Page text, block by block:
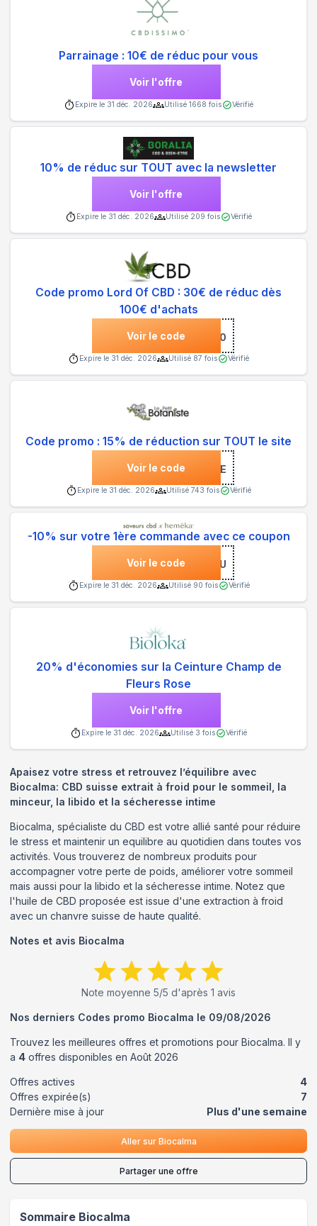
Parrainage : 10€ de réduc pour vous
Voir l'offre
Expire le 31 déc. 2026 Utilisé 1668 fois Vérifié
10% de réduc sur TOUT avec la newsletter
Voir l'offre
Expire le 31 déc. 2026 Utilisé 209 fois Vérifié
Code promo Lord Of CBD : 30€ de réduc dès
100€ d'achats
Voir le code ***30
Expire le 31 déc. 2026 Utilisé 87 fois Vérifié
Code promo : 15% de réduction sur TOUT le site
Voir le code***NVENUE
Expire le 31 déc. 2026 Utilisé 743 fois Vérifié
-10% sur votre 1ère commande avec ce coupon
Voir le code***VEAU
Expire le 31 déc. 2026 Utilisé 90 fois Vérifié
20% d'économies sur la Ceinture Champ de
Fleurs Rose
Voir l'offre
Expire le 31 déc. 2026 Utilisé 3 fois Vérifié
Apaisez votre stress et retrouvez l’équilibre avec
Biocalma: CBD suisse extrait à froid pour le sommeil, la
minceur, la libido et la sécheresse intime
Biocalma, spécialiste du CBD est votre allié santé pour réduire
le stress et maintenir un equilibre au quotidien dans toutes vos
activités. Vous trouverez de nombreux produits pour
accompagner votre perte de poids, améliorer votre sommeil
mais aussi pour la libido et la sécheresse intime. Notez que
l'huile de CBD proposée est issue d'une extraction à froid
avec un chanvre suisse de haute qualité.
Notes et avis Biocalma
Note moyenne 5/5 d'après 1 avis
Nos derniers Codes promo Biocalma le 09/08/2026
Trouvez les meilleures offres et promotions pour Biocalma. Il y
a 4 offres disponibles en Août 2026
Offres actives
4
Offres expirée(s)
7
Dernière mise à jour
Plus d'une semaine
Aller sur Biocalma
Partager une offre
Sommaire Biocalma